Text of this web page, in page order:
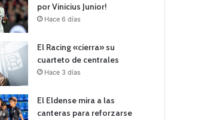
por Vinicius Junior!
Hace 6 días
El Racing «cierra» su
cuarteto de centrales
Hace 3 días
El Eldense mira a las
canteras para reforzarse